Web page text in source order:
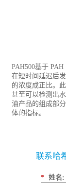
PAH500基于
在短时间延迟后
的浓度成正比。
甚至可以检测出
油产品的组成部
体的指标。
联系哈
* 姓名: